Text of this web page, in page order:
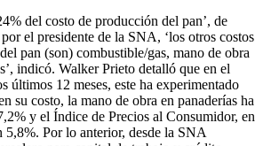
del costo de producción del pan’, de
el presidente de la SNA, ‘los otros costos
pan (son) combustible/gas, mano de obra
indicó. Walker Prieto detalló que en el
últimos 12 meses, este ha experimentado
su costo, la mano de obra en panaderías ha
y el Índice de Precios al Consumidor, en
5,8%. Por lo anterior, desde la SNA